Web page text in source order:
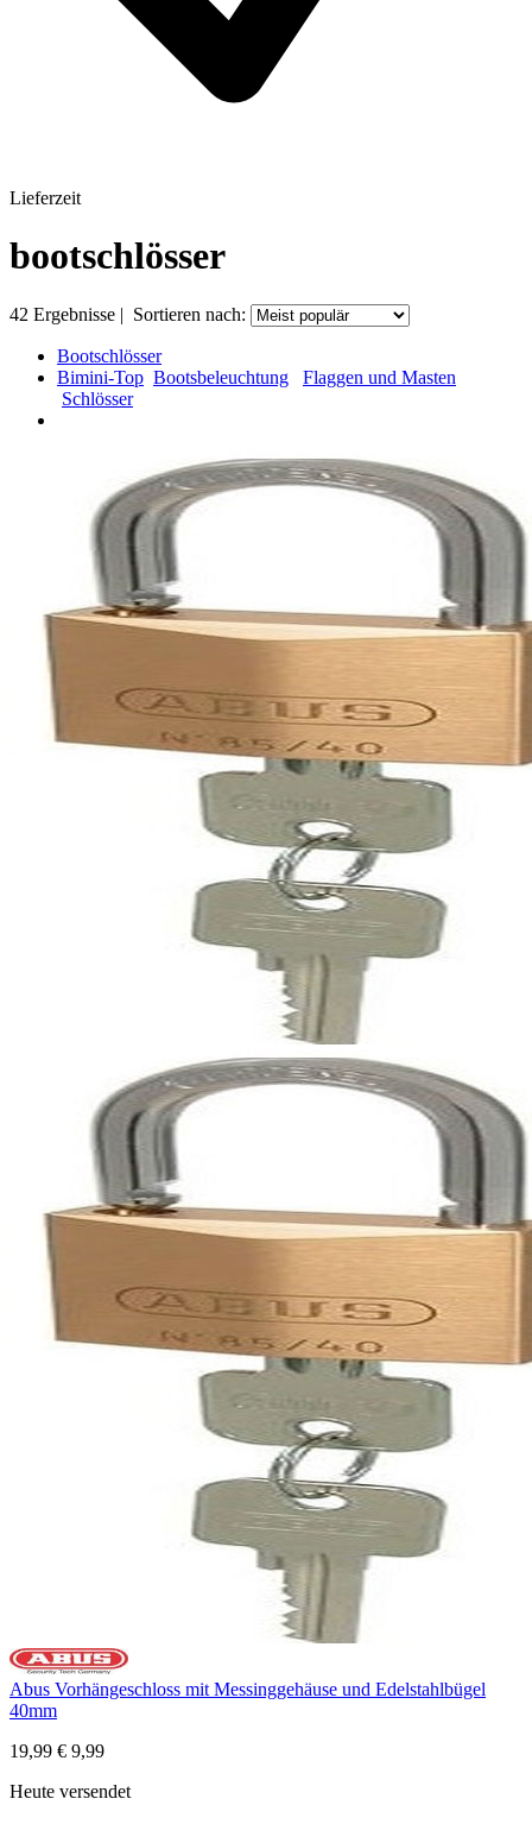
Lieferzeit
bootschlösser
42 Ergebnisse | Sortieren nach:
Bootschlösser
Bimini-Top Bootsbeleuchtung
Flaggen und Masten
Schlösser
Abus Vorhängeschloss mit Messinggehäuse und Edelstahlbügel
40mm
19,99 € 9,99
Heute versendet